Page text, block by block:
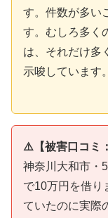
す。件数が多い
す。むしろ多く
は、それだけ多
示唆しています。
⚠️【被害口コミ
神奈川大和市・
で10万円を借り
ていたのに実際